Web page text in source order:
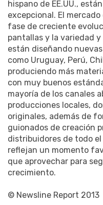
hispano de EE.UU.,
excepcional. El
fase de creciente
pantallas y la variedad
están diseñando
como Uruguay, Perú,
produciendo más
con muy buenos
mayoría de los canales
producciones locales,
originales, además de
guionados de creación
distribuidores de todo
reflejan un momento
que aprovechar para
crecimiento.
© Newsline Report 2013